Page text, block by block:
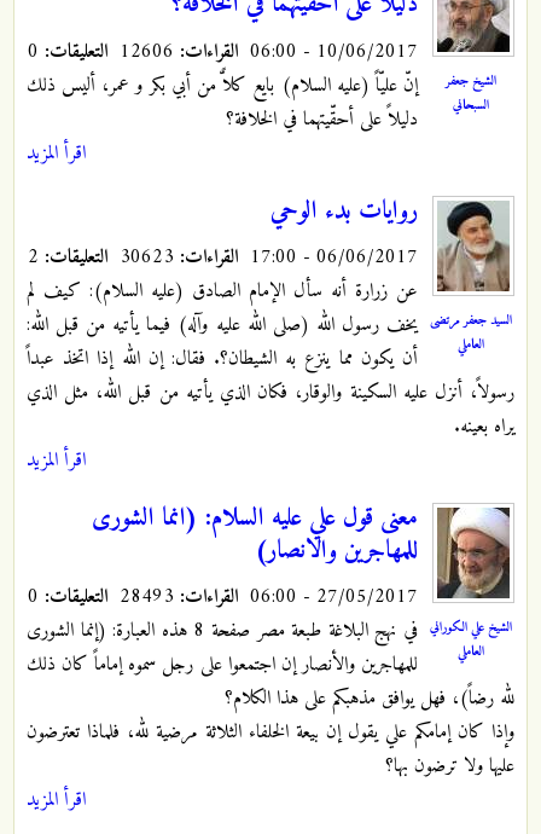
الشيخ جعفر
السبحاني
10/06/2017 - 06:00 القراءات: التعليقات:
إنّ عليّاً (عليه السلام) بايع كلاًّ من أبي بكر و عمر، أليس ذلك
دليلاً على أحقّيتهما في الخلافة؟
اقرأ المزيد
السيد جعفر مرتضى
العاملي
روايات بدء الوحي
06/06/2017 - 17:00 القراءات: التعليقات:
عن زرارة أنه سأل الإمام الصادق (عليه السلام): كيف لم
يخف رسول الله (صلى الله عليه وآله) فيما يأتيه من قبل الله:
أن يكون مما ينزع به الشيطان؟. فقال: إن الله إذا اتخذ عبداً
رسولاً، أنزل عليه السكينة والوقار، فكان الذي يأتيه من قبل الله، مثل الذي
يراه بعينه.
اقرأ المزيد
الشيخ علي الكوراني
العاملي
معنى قول علي عليه السلام: (انما الشورى
للمهاجرين والانصار)
27/05/2017 - 06:00 القراءات: التعليقات:
في نهج البلاغة طبعة مصر صفحة 8 هذه العبارة: (إنما الشورى
للمهاجرين والأنصار إن اجتمعوا على رجل سموه إماماً كان ذلك
لله رضاً)، فهل يوافق مذهبكم على هذا الكلام؟
وإذا كان إمامكم علي يقول إن بيعة الخلفاء الثلاثة مرضية لله، فلماذا تعترضون
عليها ولا ترضون بها؟
اقرأ المزيد